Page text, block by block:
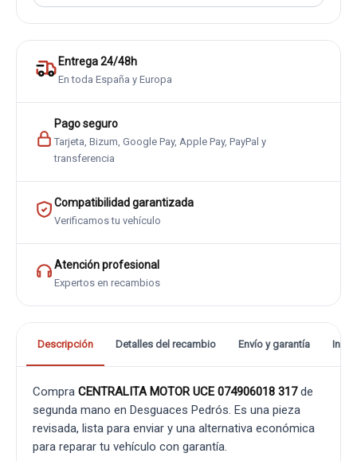
Entrega 24/48h
En toda España y Europa
Pago seguro
Tarjeta, Bizum, Google Pay, Apple Pay, PayPal y
transferencia
Compatibilidad garantizada
Verificamos tu vehículo
Atención profesional
Expertos en recambios
Descripción Detalles del recambio Envío y garantía
Compra CENTRALITA MOTOR UCE 074906018 317de
segunda mano en Desguaces Pedrós. Es una pieza
revisada, lista para enviar y una alternativa económica
para reparar tu vehículo con garantía.